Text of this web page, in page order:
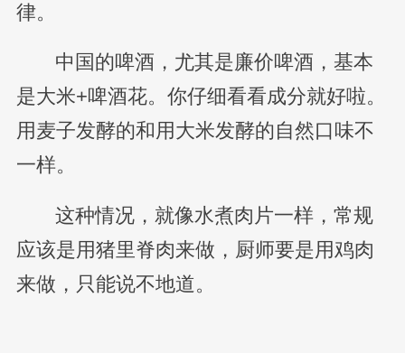
律。
中国的啤酒，尤其是廉价啤酒，基本
是大米+啤酒花。你仔细看看成分就好啦。
用麦子发酵的和用大米发酵的自然口味不
一样。
这种情况，就像水煮肉片一样，常规
应该是用猪里脊肉来做，厨师要是用鸡肉
来做，只能说不地道。